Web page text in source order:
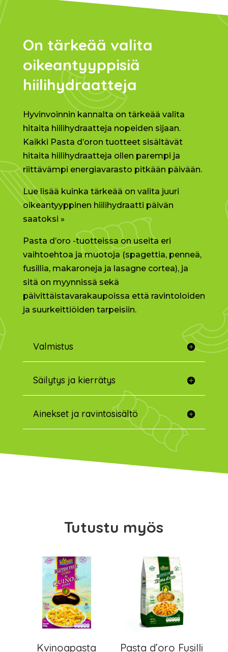
On tärkeää valita
oikeantyyppisiä
hiilihydraatteja
Hyvinvoinnin kannalta on tärkeää valita
hitaita hiilihydraatteja nopeiden sijaan.
Kaikki Pasta d’oron tuotteet sisältävät
hitaita hiilihydraatteja ollen parempi ja
riittävämpi energiavarasto pitkään päivään.
Lue lisää kuinka tärkeää on valita juuri
oikeantyyppinen hiilihydraatti päivän
saatoksi »
Pasta d’oro -tuotteissa on useita eri
vaihtoehtoa ja muotoja (spagettia, penneä,
fusillia, makaroneja ja lasagne cortea), ja
sitä on myynnissä sekä
päivittäistavarakaupoissa että ravintoloiden
ja suurkeittiöiden tarpeisiin.
Valmistus
Säilytys ja kierrätys
Ainekset ja ravintosisältö
Tutustu myös
Kvinoapasta
Pasta d’oro Fusilli